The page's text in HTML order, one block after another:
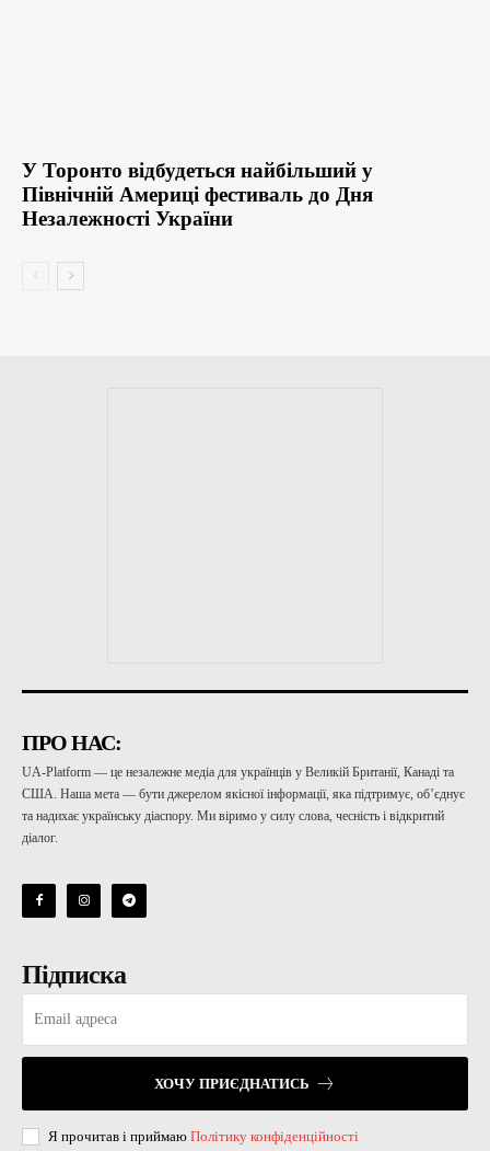
У Торонто відбудеться найбільший у
Північній Америці фестиваль до Дня
Незалежності України
ПРО НАС:
UA-Platform — це незалежне медіа для українців у Великій Британії, Канаді та
США. Наша мета — бути джерелом якісної інформації, яка підтримує, об’єднує
та надихає українську діаспору. Ми віримо у силу слова, чесність і відкритий
діалог.
Підписка
ХОЧУ ПРИЄДНАТИСЬ
Я прочитав і приймаю Політику конфіденційності